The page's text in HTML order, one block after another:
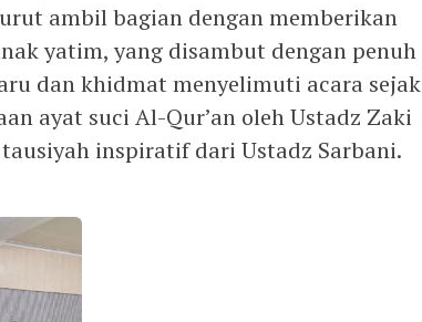
ambil bagian dengan memberikan
yatim, yang disambut dengan penuh
dan khidmat menyelimuti acara
ayat suci Al-Qur’an oleh Ustadz Zaki
inspiratif dari Ustadz Sarbani.